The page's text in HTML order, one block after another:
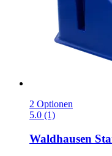
2 Optionen
5.0 (1)
Waldhausen